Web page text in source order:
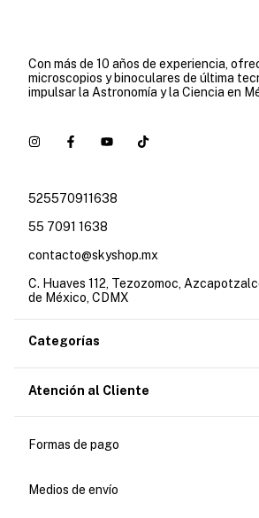
Con más de 10 años de experiencia,
microscopios y binoculares de última
impulsar la Astronomía y la Ciencia en
525570911638
55 7091 1638
contacto@skyshop.mx
C. Huaves 112, Tezozomoc,
de México, CDMX
Categorías
Atención al Cliente
Formas de pago
Medios de envío